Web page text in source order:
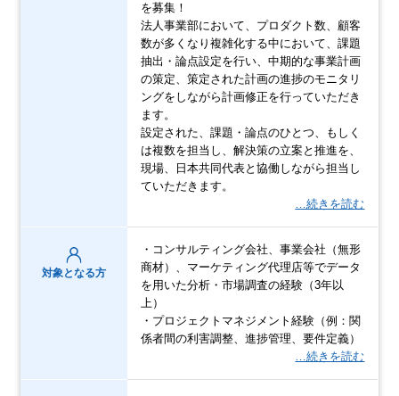
を募集！
法人事業部において、プロダクト数、顧客
数が多くなり複雑化する中において、課題
抽出・論点設定を行い、中期的な事業計画
の策定、策定された計画の進捗のモニタリ
ングをしながら計画修正を行っていただき
ます。
設定された、課題・論点のひとつ、もしく
は複数を担当し、解決策の立案と推進を、
現場、日本共同代表と協働しながら担当し
ていただきます。
…続きを読む
対象となる方
・コンサルティング会社、事業会社（無形
商材）、マーケティング代理店等でデータ
を用いた分析・市場調査の経験（3年以
上）
・プロジェクトマネジメント経験（例：関
係者間の利害調整、進捗管理、要件定義）
…続きを読む